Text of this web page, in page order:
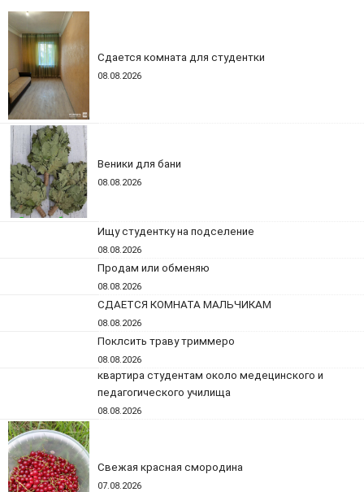
Сдается комната для студентки
08.08.2026
Веники для бани
08.08.2026
Ищу студентку на подселение
08.08.2026
Продам или обменяю
08.08.2026
СДАЕТСЯ КОМНАТА МАЛЬЧИКАМ
08.08.2026
Поклсить траву триммеро
08.08.2026
квартира студентам около медецинского и
педагогического училища
08.08.2026
Свежая красная смородина
07.08.2026